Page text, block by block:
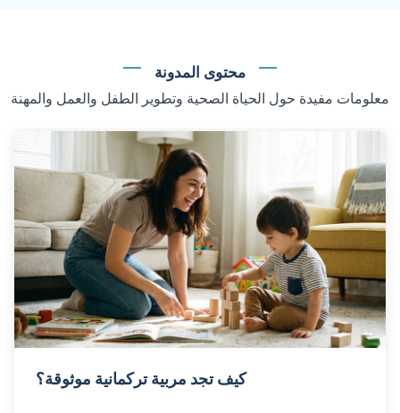
محتوى المدونة
معلومات مفيدة حول الحياة الصحية وتطوير الطفل والعمل والمهنة
كيف تجد مربية تركمانية موثوقة؟